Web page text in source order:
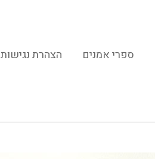
הצהרת נגישות ספרי אמנים